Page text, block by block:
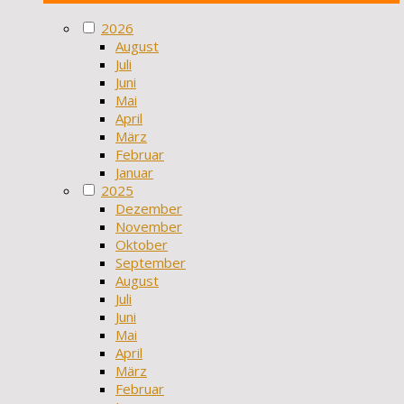
2026
August
Juli
Juni
Mai
April
März
Februar
Januar
2025
Dezember
November
Oktober
September
August
Juli
Juni
Mai
April
März
Februar